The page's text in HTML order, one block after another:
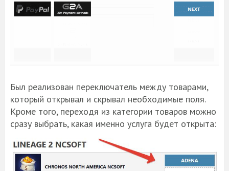
Был реализован переключатель между товарами,
который открывал и скрывал необходимые поля.
Кроме того, переходя из категории товаров можно
сразу выбрать, какая именно услуга будет открыта: